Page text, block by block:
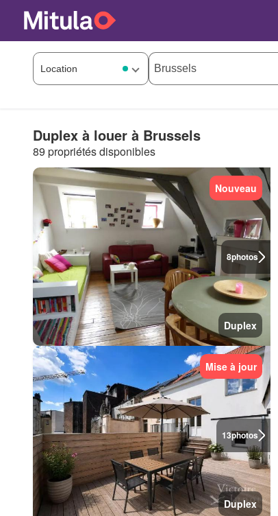
Duplex à louer à Brussels
89 propriétés disponibles
8photos
Nouveau
Duplex
13photos
Mise à jour
Duplex